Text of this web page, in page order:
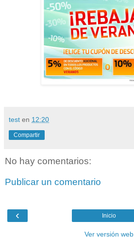
test en 12:20
Compartir
No hay comentarios:
Publicar un comentario
‹ Inicio
Ver versión web